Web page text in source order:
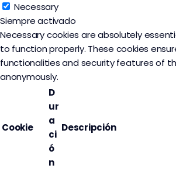
Necessary
Siempre activado
Necessary cookies are absolutely
to function properly. These cookies
functionalities and security features of
anonymously.
Cookie
D
ur
a
ci
ó
n
Descripción